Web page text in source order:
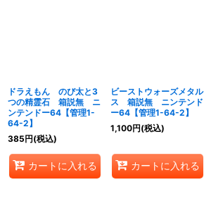
ドラえもん のび太と3
つの精霊石 箱説無 ニ
ンテンドー64【管理1-
64-2】
385円(税込)
カートに入れる
ビーストウォーズメタル
ス 箱説無 ニンテンド
ー64【管理1-64-2】
1,100円(税込)
カートに入れる